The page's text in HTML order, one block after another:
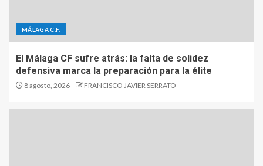
MÁLAGA C.F.
El Málaga CF sufre atrás: la falta de solidez
defensiva marca la preparación para la élite
8 agosto, 2026 FRANCISCO JAVIER SERRATO